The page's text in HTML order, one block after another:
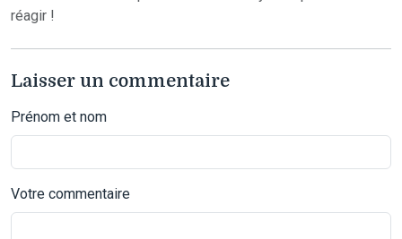
réagir !
Laisser un commentaire
Prénom et nom
Votre commentaire